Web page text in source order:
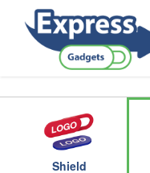
Shield